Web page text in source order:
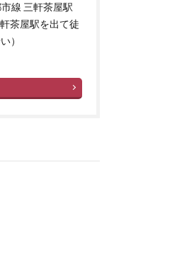
線 三軒茶屋駅
茶屋駅を出て徒
）